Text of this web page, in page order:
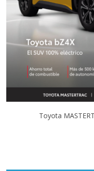
Toyota